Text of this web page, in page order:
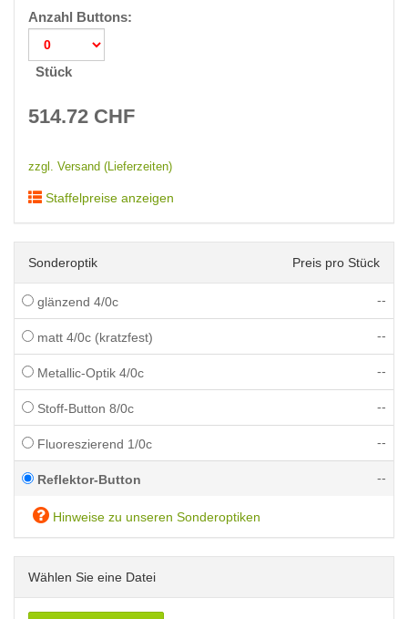
Anzahl Buttons:
Stück
514.72 CHF
zzgl. Versand (Lieferzeiten)
Staffelpreise anzeigen
Sonderoptik Preis pro Stück
glänzend 4/0c --
matt 4/0c (kratzfest) --
Metallic-Optik 4/0c --
Stoff-Button 8/0c --
Fluoreszierend 1/0c --
Reflektor-Button --
Hinweise zu unseren Sonderoptiken
Wählen Sie eine Datei